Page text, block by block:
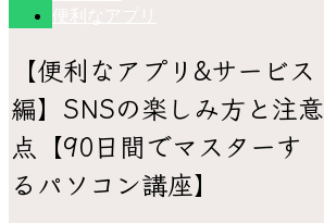
【便利なアプリ&サービス
編】SNSの楽しみ方と注意
点【90日間でマスターす
るパソコン講座】